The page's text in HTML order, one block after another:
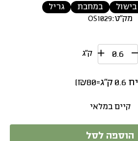
בישול במחבת
גריל
מק"ט:OS1029
ק״ג
יח 0.6 ק"ג=
₪80
)
קיים במלאי
הוספה לסל